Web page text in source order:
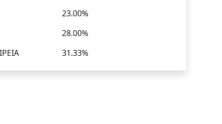
23.00%
28.00%
31.33%